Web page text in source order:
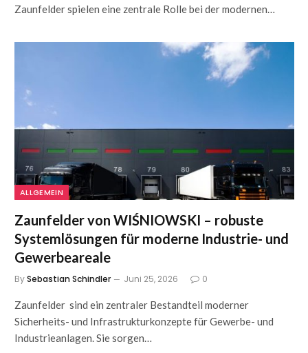
Zaunfelder spielen eine zentrale Rolle bei der modernen…
ALLGEMEIN
Zaunfelder von WIŚNIOWSKI – robuste
Systemlösungen für moderne Industrie- und
Gewerbeareale
BySebastian Schindler Juni 25, 2026 0
Zaunfelder sind ein zentraler Bestandteil moderner
Sicherheits- und Infrastrukturkonzepte für Gewerbe- und
Industrieanlagen. Sie sorgen…